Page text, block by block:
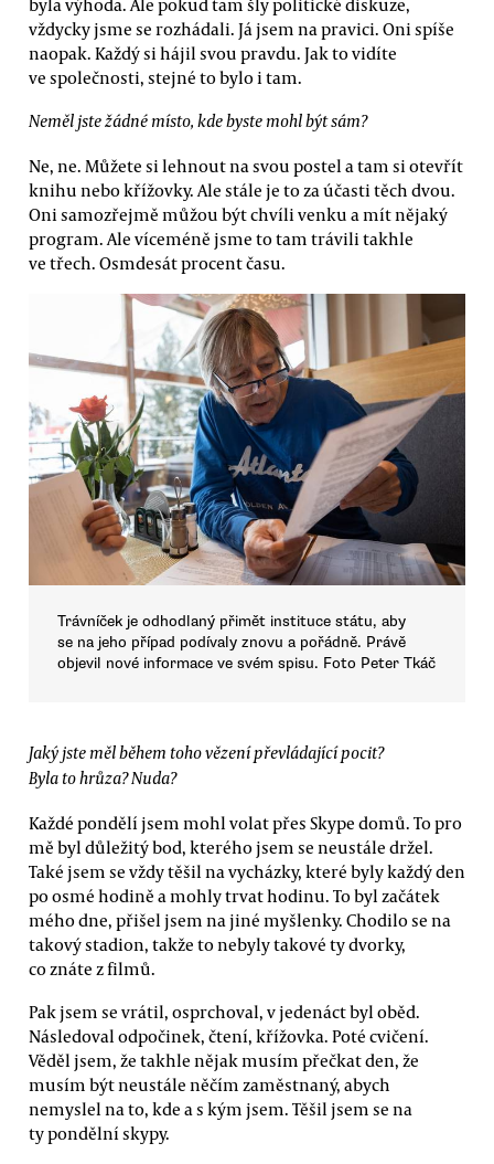
vždycky jsme se rozhádali. Já jsem na pravici. Oni spíše
naopak. Každý si hájil svou pravdu. Jak to vidíte
ve společnosti, stejné to bylo i tam.
Neměl jste žádné místo, kde byste mohl být sám?
Ne, ne. Můžete si lehnout na svou postel a tam si otevřít
knihu nebo křížovky. Ale stále je to za účasti těch dvou.
Oni samozřejmě můžou být chvíli venku a mít nějaký
program. Ale víceméně jsme to tam trávili takhle
ve třech. Osmdesát procent času.
Trávníček je odhodlaný přimět instituce státu, aby
se na jeho případ podívaly znovu a pořádně. Právě
objevil nové informace ve svém spisu. Foto Peter Tkáč
Jaký jste měl během toho vězení převládající pocit?
Byla to hrůza? Nuda?
Každé pondělí jsem mohl volat přes Skype domů. To pro
mě byl důležitý bod, kterého jsem se neustále držel.
Také jsem se vždy těšil na vycházky, které byly každý den
po osmé hodině a mohly trvat hodinu. To byl začátek
mého dne, přišel jsem na jiné myšlenky. Chodilo se na
takový stadion, takže to nebyly takové ty dvorky,
co znáte z filmů.
Pak jsem se vrátil, osprchoval, v jedenáct byl oběd.
Následoval odpočinek, čtení, křížovka. Poté cvičení.
Věděl jsem, že takhle nějak musím přečkat den, že
musím být neustále něčím zaměstnaný, abych
nemyslel na to, kde a s kým jsem. Těšil jsem se na
ty pondělní skypy.